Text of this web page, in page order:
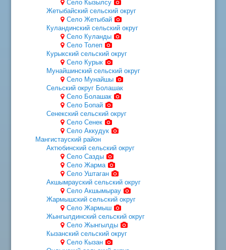
Село Кызылсу
Жетыбайский сельский округ
Село Жетыбай
Куландинский сельский округ
Село Куланды
Село Толеп
Курыкский сельский округ
Село Курык
Мунайшинский сельский округ
Село Мунайшы
Сельский округ Болашак
Село Болашак
Село Бопай
Сенекский сельский округ
Село Сенек
Село Аккудук
Мангистауский район
Актюбинский сельский округ
Село Сазды
Село Жарма
Село Уштаган
Акшымрауский сельский округ
Село Акшымырау
Жармышский сельский округ
Село Жармыш
Жынгылдинский сельский округ
Село Жынгылды
Кызанский сельский округ
Село Кызан